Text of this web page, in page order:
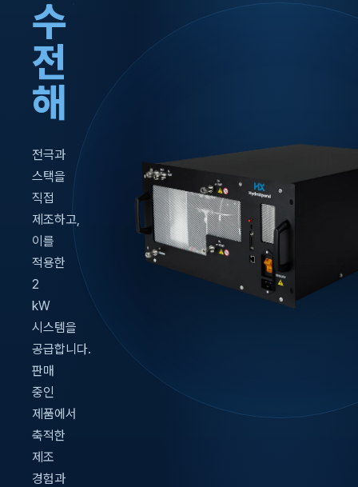
수
전
해
전극과
스택을
직접
제조하고,
이를
적용한
2
kW
시스템을
공급합니다.
판매
중인
제품에서
축적한
제조
경험과